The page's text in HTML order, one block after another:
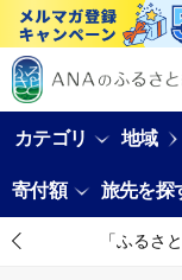
カテゴリ 地域
寄付額 旅先を探
「ふるさ